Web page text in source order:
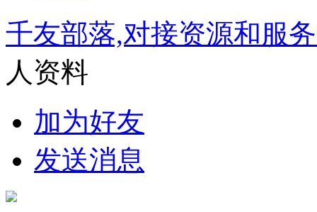
千友部落,对接资源和服
人资料
加为好友
发送消息